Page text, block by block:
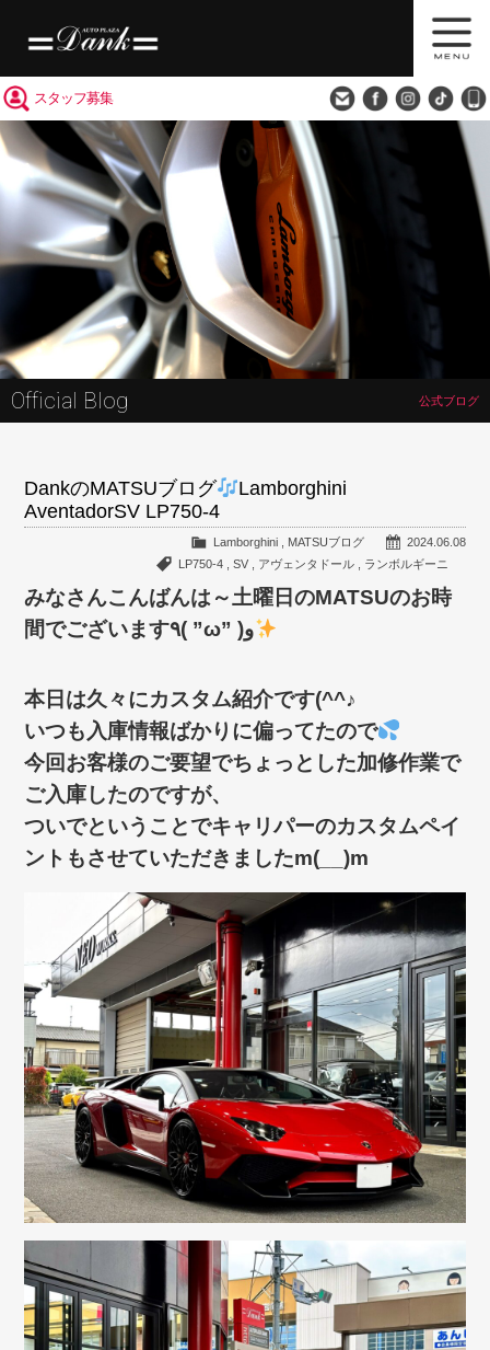
スタッフ募集
Official Blog 公式ブログ
DankのMATSUブログ
Lamborghini
AventadorSV LP750-4
2024.06.08
Lamborghini, MATSUブログ
LP750-4, SV, アヴェンタドール, ランボルギーニ
みなさんこんばんは～土曜日のMATSUのお時
間でございます٩( ”ω” )و
本日は久々にカスタム紹介です(^^♪
いつも入庫情報ばかりに偏ってたので
今回お客様のご要望でちょっとした加修作業で
ご入庫したのですが、
ついでということでキャリパーのカスタムペイ
ントもさせていただきましたm(__)m